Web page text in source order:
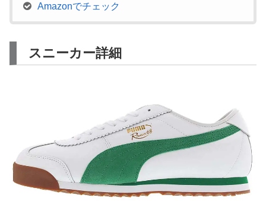
Amazonでチェック
スニーカー詳細